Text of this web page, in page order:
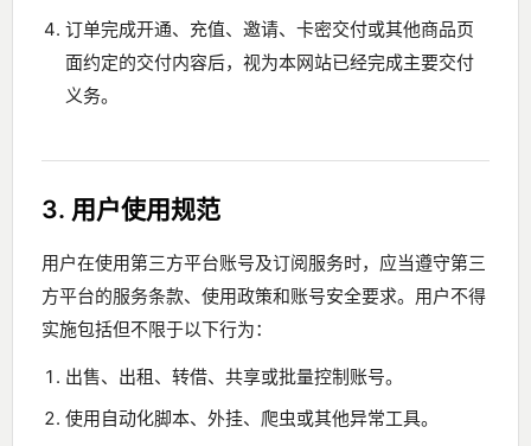
订单完成开通、充值、邀请、卡密交付或其他商品页
面约定的交付内容后，视为本网站已经完成主要交付
义务。
3. 用户使用规范
用户在使用第三方平台账号及订阅服务时，应当遵守第三
方平台的服务条款、使用政策和账号安全要求。用户不得
实施包括但不限于以下行为：
出售、出租、转借、共享或批量控制账号。
使用自动化脚本、外挂、爬虫或其他异常工具。